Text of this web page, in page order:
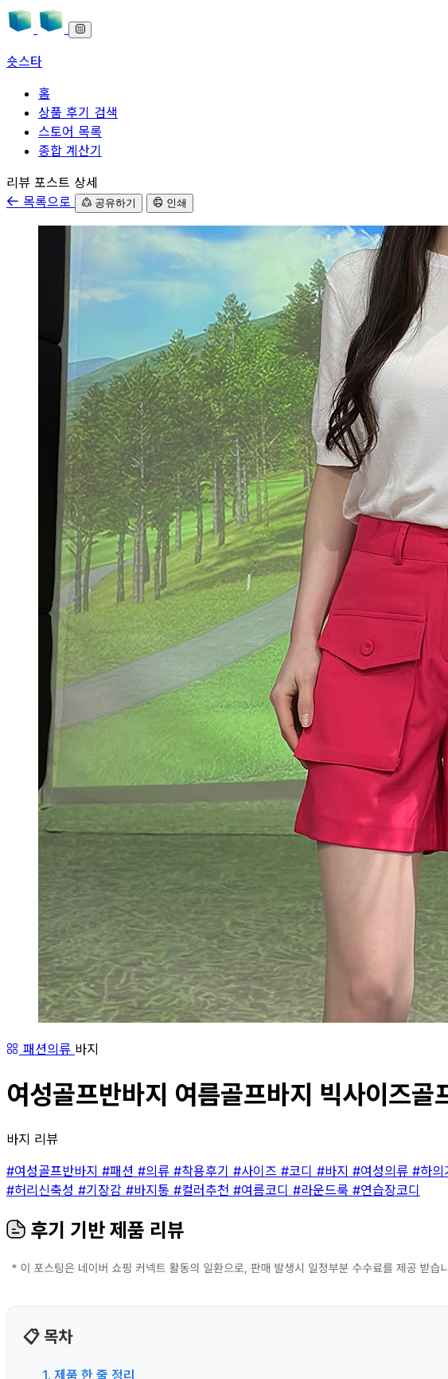
숏스타
홈
상품 후기 검색
스토어 목록
종합 계산기
본문으로 바로가기
리뷰 포스트 상세
목록으로
공유하기 인쇄
패션의류 바지
여성골프반바지 여름골프바지 빅사이즈
바지 리뷰
#여성골프반바지 #패션 #의류 #착용후기 #사이즈 #코디 #바지 #여성의류 #하의
#허리신축성 #기장감 #바지통 #컬러추천 #여름코디 #라운드룩 #연습장코디
후기 기반 제품 리뷰
📋 목차
1. 제품 한 줄 정리